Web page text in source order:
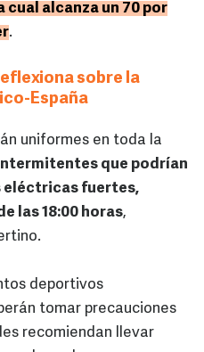
cual alcanza un 70 por
.
sobre la
España
uniformes en toda la
que podrían
eléctricas fuertes,
las 18:00 horas,
deportivos
tomar precauciones
recomiendan llevar